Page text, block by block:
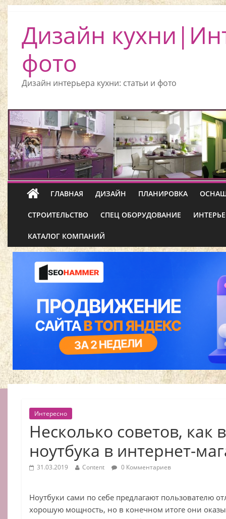
Дизайн
фото
Дизайн интерьера кухни: статьи и фото
ГЛАВНАЯ ДИЗАЙН ПЛАНИРОВКА
СТРОИТЕЛЬСТВО СПЕЦ ОБОРУДОВАНИЕ
КАТАЛОГ КОМПАНИЙ
Интересно
Несколько советов, как
ноутбука в интернет-
31.03.2019 Content 0 Комментариев
Ноутбуки сами по себе предлагают пользователю
хорошую мощность, но в конечном итоге они